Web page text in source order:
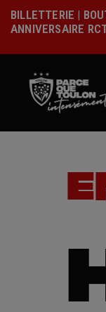
BILLETTERIE |
ANNIVERSAIRE